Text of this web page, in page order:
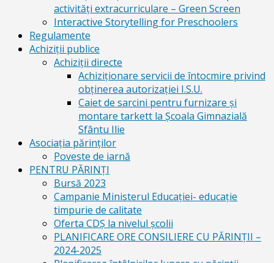
activități extracurriculare – Green Screen
Interactive Storytelling for Preschoolers
Regulamente
Achiziții publice
Achiziții directe
Achiziționare servicii de întocmire privind
obținerea autorizației I.S.U.
Caiet de sarcini pentru furnizare și
montare tarkett la Școala Gimnazială
Sfântu Ilie
Asociația părinților
Poveste de iarnă
PENTRU PĂRINȚI
Bursă 2023
Campanie Ministerul Educației- educație
timpurie de calitate
Oferta CDŞ la nivelul şcolii
PLANIFICARE ORE CONSILIERE CU PĂRINȚII –
2024-2025